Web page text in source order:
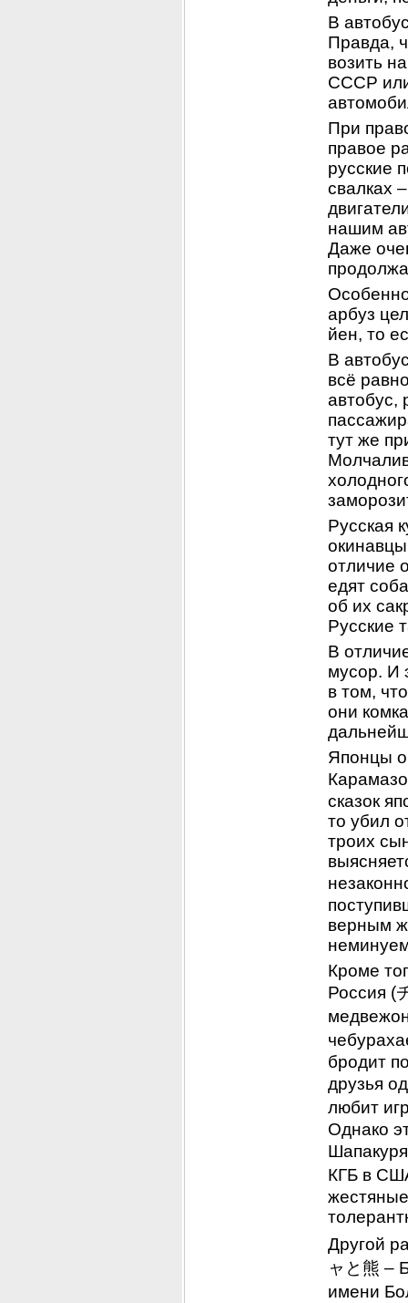
В
Правда,
возить
СССР или
При
правое
русские
свалках
нашим
Даже
арбуз
йен, то
В
всё
автобус,
тут же
Русская
отличие
едят
об их
Русские
В
мусор. И
в том,
они
Японцы
сказок
то убил
троих
верным
Кроме
Россия (
бродит
друзья
любит
Однако
КГБ в
Другой
ャと熊 –
имени